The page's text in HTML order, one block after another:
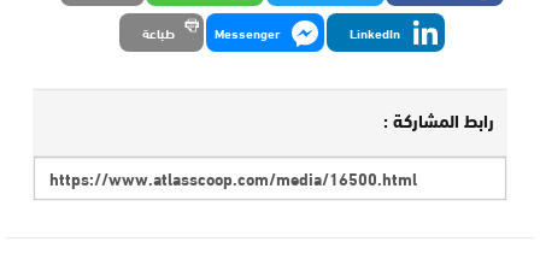
LinkedIn
Messenger طباعة
رابط المشاركة :